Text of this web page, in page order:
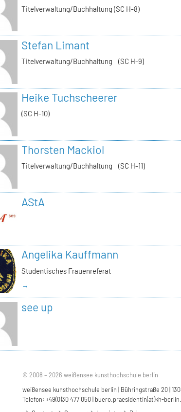
Titelverwaltung/Buchhaltung (SC H-8)
Stefan Limant
Titelverwaltung/Buchhaltung (SC H-9)
Heike Tuchscheerer
(SC H-10)
Thorsten Mackiol
Titelverwaltung/Buchhaltung (SC H-11)
AStA
Angelika Kauffmann
Studentisches Frauenreferat
→
see up
© 2008 – 2026 weißensee kunsthochschule berlin
weißensee kunsthochschule berlin | Bühringstraße 20 |
Telefon: +49(0)30 477 050 | buero.praesidentin(at)kh-